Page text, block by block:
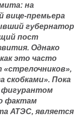
на
вице-премьера
губернатор
пост
Однако
это часто
скобками». Пока
фигурантом
фактам
АТЭС, является